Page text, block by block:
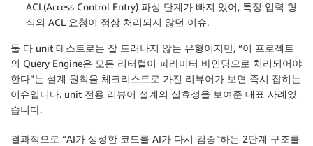
ACL(Access Control Entry) 파싱 단계가 빠져 있어, 특정 입력 형
식의 ACL 요청이 정상 처리되지 않던 이슈.
둘 다 unit 테스트로는 잘 드러나지 않는 유형이지만, “이 프로젝트
의 Query Engine은 모든 리터럴이 파라미터 바인딩으로 처리되어야
한다”는 설계 원칙을 체크리스트로 가진 리뷰어가 보면 즉시 잡히는
이슈입니다. unit 전용 리뷰어 설계의 실효성을 보여준 대표 사례였
습니다.
결과적으로 “AI가 생성한 코드를 AI가 다시 검증”하는 2단계 구조를